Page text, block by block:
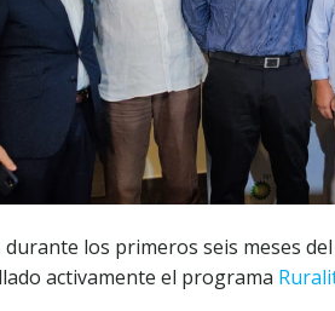
durante los primeros seis meses
activamente el programa